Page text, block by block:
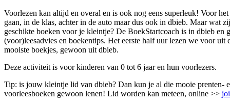
Voorlezen kan altijd en overal en is ook nog eens superleuk! Voor het
gaan, in de klas, achter in de auto maar dus ook in dbieb. Maar wat
geschikte boeken voor je kleintje? De BoekStartcoach is in dbieb en
(voor)leesadvies en boekentips. Het eerste half uur lezen we voor uit
mooiste boekjes, gewoon uit dbieb.
Deze activiteit is voor kinderen van 0 tot 6 jaar en hun voorlezers.
Tip: is jouw kleintje lid van dbieb? Dan kun je al die mooie prenten-
voorleesboeken gewoon lenen! Lid worden kan meteen, online >>